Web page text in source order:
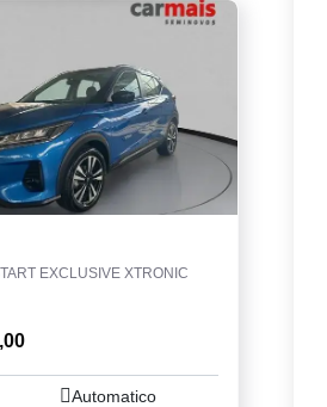
EXCLUSIVE XTRONIC
Automatico